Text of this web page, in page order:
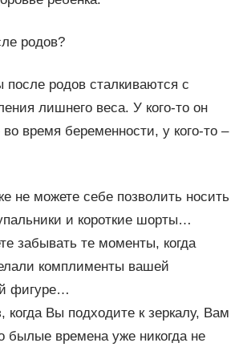
родов?
родов сталкиваются с
лишнего веса. У кого-то он
время беременности, у кого-то –
не можете себе позволить носить
и короткие шорты…
забывать те моменты, когда
комплименты вашей
фигуре…
когда Вы подходите к зеркалу, Вам
былые времена уже никогда не